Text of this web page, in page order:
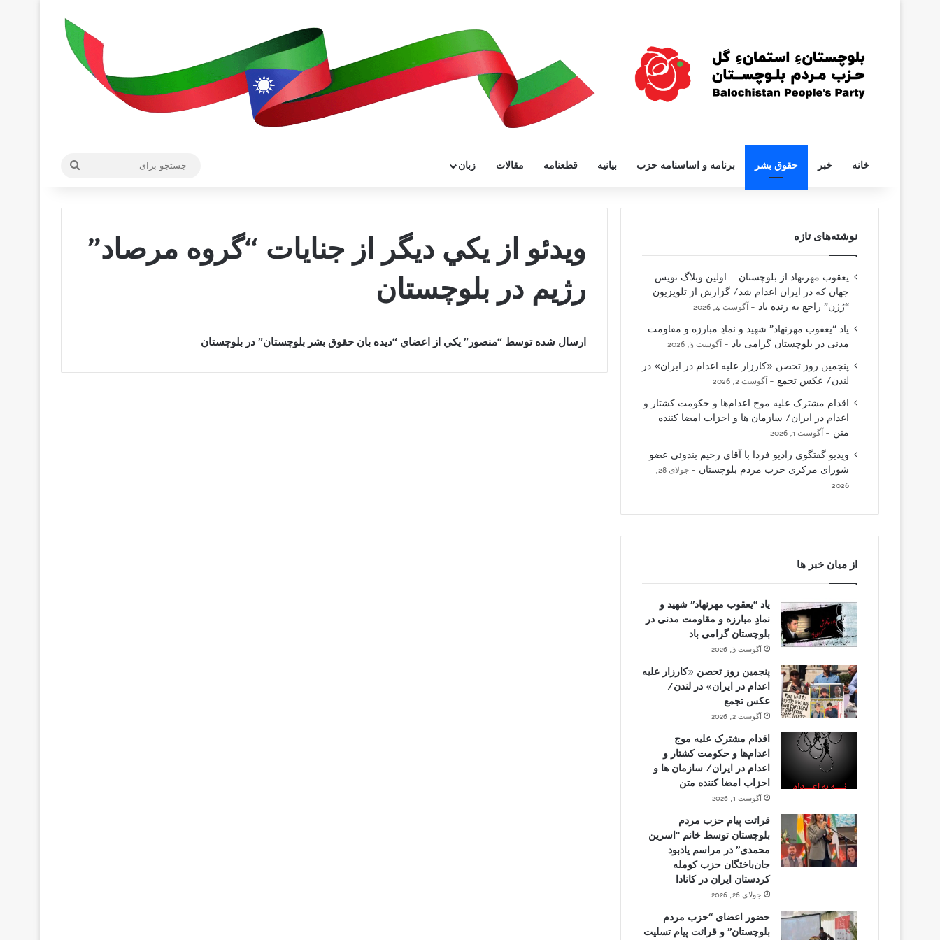
خانه خبر حقوق بشر برنامه و اساسنامه حزب بیانیه قطعنامه مقالات زبان
ويدئو از يکي ديگر از جنايات “گروه مرصاد”
رژيم در بلوچستان
ارسال شده توسط “منصور” يکي از اعضاي “ديده بان حقوق بشر بلوچستان” در بلوچستان
نوشته‌های تازه
یعقوب مهرنهاد از بلوچستان – اولین وبلاگ نویس
جهان که در ایران اعدام شد/ گزارش از تلویزیون
“رُژن” راجع به زنده یاد
آگوست 4, 2026
یاد “یعقوب مهرنهاد” شهید و نمادِ مبارزه و مقاومت
مدنی در بلوچستان گرامی باد
آگوست 3, 2026
پنجمین روز تحصن «کارزار علیه اعدام در ایران» در
لندن/ عکس تجمع
آگوست 2, 2026
اقدام مشترک علیه موج اعدام‌ها و حکومت کشتار و
اعدام در ایران/ سازمان ها و احزاب امضا کننده
متن
آگوست 1, 2026
ویدیو گفتگوی رادیو فردا با آقای رحیم بندوئی عضو
شورای مرکزی حزب مردم بلوچستان
جولای 28,
2026
از میان خبر ها
یاد “یعقوب مهرنهاد” شهید و
نمادِ مبارزه و مقاومت مدنی در
بلوچستان گرامی باد
آگوست 3, 2026
پنجمین روز تحصن «کارزار علیه
اعدام در ایران» در لندن/
عکس تجمع
آگوست 2, 2026
اقدام مشترک علیه موج
اعدام‌ها و حکومت کشتار و
اعدام در ایران/ سازمان ها و
احزاب امضا کننده متن
آگوست 1, 2026
قرائت پیام حزب مردم
بلوچستان توسط خانم “اسرین
محمدی” در مراسم یادبود
جان‌باختگان حزب کومله
کردستان ایران در کانادا
جولای 26, 2026
حضور اعضای “حزب مردم
بلوچستان” و قرائت پیام تسلیت